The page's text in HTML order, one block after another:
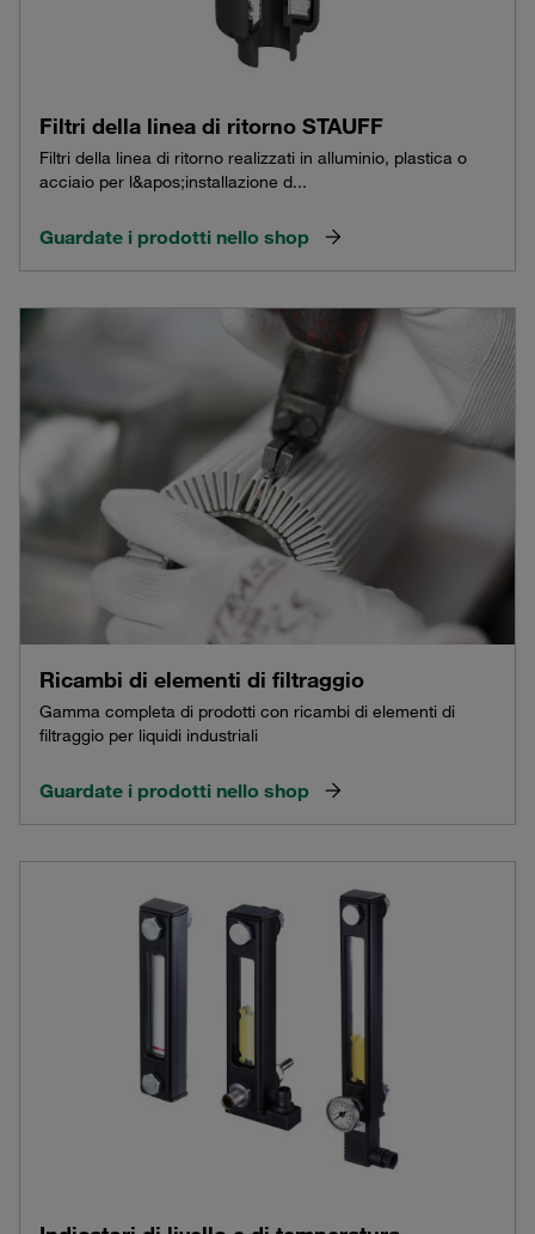
Filtri della linea di ritorno STAUFF
Filtri della linea di ritorno realizzati in alluminio, plastica o
acciaio per l&apos;installazione d...
Guardate i prodotti nello shop
Ricambi di elementi di filtraggio
Gamma completa di prodotti con ricambi di elementi di
filtraggio per liquidi industriali
Guardate i prodotti nello shop